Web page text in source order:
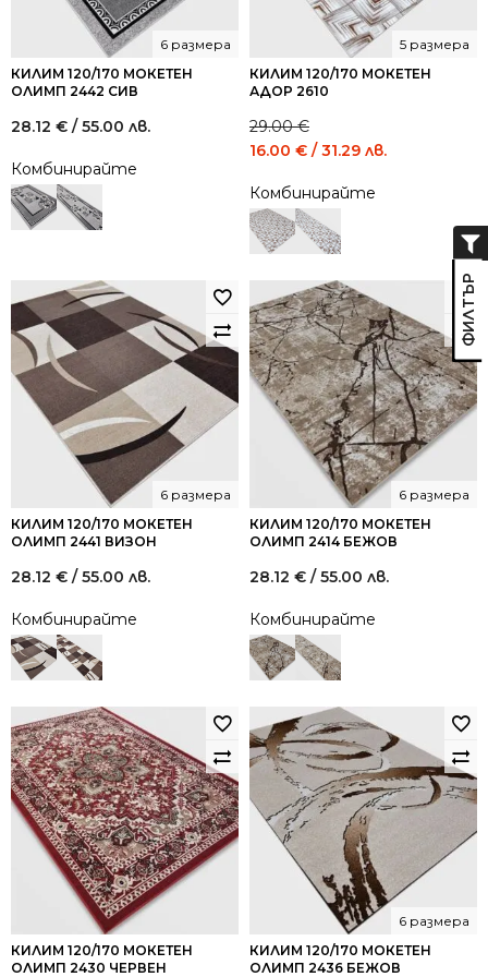
КИЛИМ 120/170 МОКЕТЕН
ОЛИМП 2442 СИВ
6 размера
28.12 € / 55.00 лв.
Комбинирайте
КИЛИМ 120/170 МОКЕТЕН
АДОР 2610
5 размера
29.00€
Original
was:
29.00 €
/
лв..
16.00 € / 31.29 лв.
лв..
Комбинирайте
КИЛИМ 120/170 МОКЕТЕН
ОЛИМП 2441 ВИЗОН
6 размера
28.12 € / 55.00 лв.
Комбинирайте
КИЛИМ 120/170 МОКЕТЕН
ОЛИМП 2414 БЕЖОВ
6 размера
28.12 € / 55.00 лв.
Комбинирайте
КИЛИМ 120/170 МОКЕТЕН
ОЛИМП 2430 ЧЕРВЕН
КИЛИМ 120/170 МОКЕТЕН
ОЛИМП 2436 БЕЖОВ
6 размера